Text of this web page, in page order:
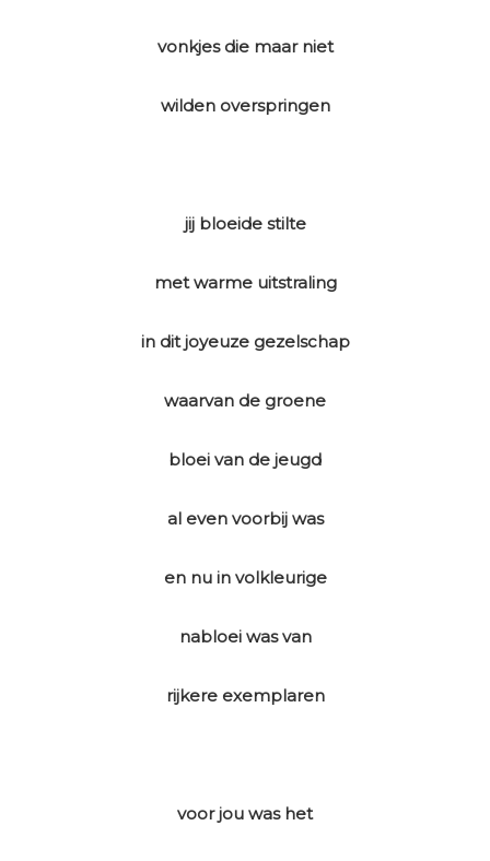
vonkjes die maar niet
wilden overspringen
jij bloeide stilte
met warme uitstraling
in dit joyeuze gezelschap
waarvan de groene
bloei van de jeugd
al even voorbij was
en nu in volkleurige
nabloei was van
rijkere exemplaren
voor jou was het